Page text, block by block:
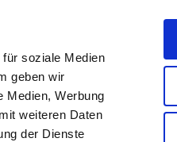
soziale Medien
geben wir
Medien, Werbung
weiteren Daten
der Dienste